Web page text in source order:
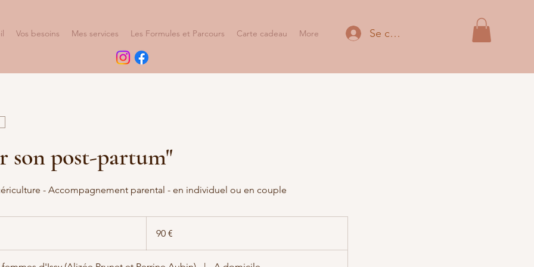
Vos besoins Mes services Les Formules et Parcours Carte cadeau More Se connecter
son post-partum"
- Accompagnement parental - en individuel ou en couple
90 €